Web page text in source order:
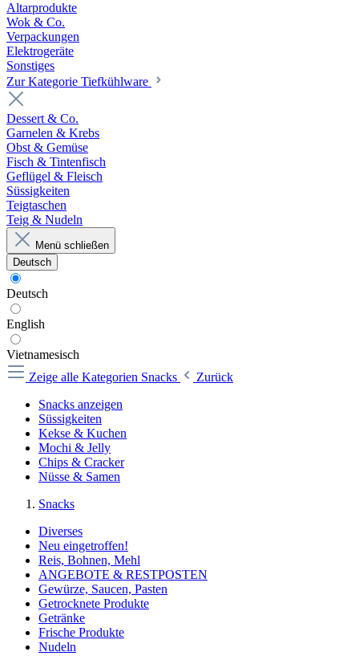
Altarprodukte
Wok & Co.
Verpackungen
Elektrogeräte
Sonstiges
Zur Kategorie Tiefkühlware
Dessert & Co.
Garnelen & Krebs
Obst & Gemüse
Fisch & Tintenfisch
Geflügel & Fleisch
Süssigkeiten
Teigtaschen
Teig & Nudeln
Menü schließen
Deutsch
Deutsch
English
Vietnamesisch
Zeige alle Kategorien Snacks
Zurück
Snacks anzeigen
Süssigkeiten
Kekse & Kuchen
Mochi & Jelly
Chips & Cracker
Nüsse & Samen
Snacks
Diverses
Neu eingetroffen!
Reis, Bohnen, Mehl
ANGEBOTE & RESTPOSTEN
Gewürze, Saucen, Pasten
Getrocknete Produkte
Getränke
Frische Produkte
Nudeln